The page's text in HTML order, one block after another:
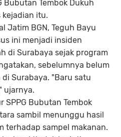
Bubutan Tembok Dukuh
itu.
Jatim BGN, Teguh Bayu
ini menjadi insiden
di Surabaya sejak program
sebelumnya belum
Surabaya. "Baru satu
ujarnya.
SPPG Bubutan Tembok
sambil menunggu hasil
terhadap sampel makanan.